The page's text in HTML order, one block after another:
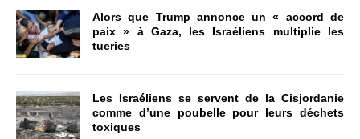
Alors que Trump annonce un « accord de
paix » à Gaza, les Israéliens multiplie les
tueries
Les Israéliens se servent de la Cisjordanie
comme d’une poubelle pour leurs déchets
toxiques